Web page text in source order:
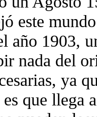
este
año 1903,
nada del
ya
que llega